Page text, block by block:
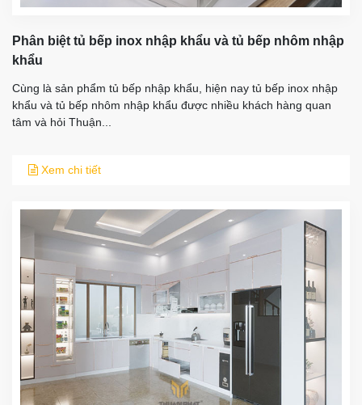
Phân biệt tủ bếp inox nhập khẩu và tủ bếp nhôm nhập
khẩu
Cùng là sản phẩm tủ bếp nhập khẩu, hiện nay tủ bếp inox nhập
khẩu và tủ bếp nhôm nhập khẩu được nhiều khách hàng quan
tâm và hỏi Thuận...
Xem chi tiết